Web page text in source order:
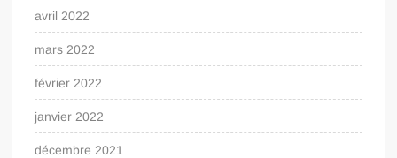
avril 2022
mars 2022
février 2022
janvier 2022
décembre 2021